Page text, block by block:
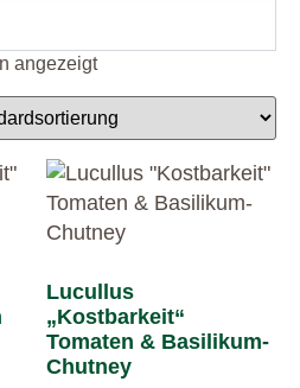
angezeigt
Lucullus
„Kostbarkeit“
Tomaten & Basilikum-
Chutney